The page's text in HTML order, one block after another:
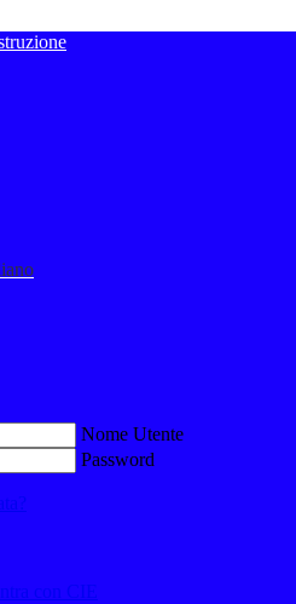
Nome Utente
Password
con CIE